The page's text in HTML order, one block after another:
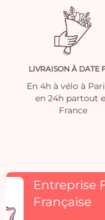
LIVRAISON À DATE
En 4h à vélo à
en 24h partout
France